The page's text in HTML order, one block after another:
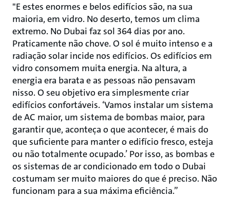
"E estes enormes e belos edifícios são, na sua
maioria, em vidro. No deserto, temos um clima
extremo. No Dubai faz sol 364 dias por ano.
Praticamente não chove. O sol é muito intenso e a
radiação solar incide nos edifícios. Os edifícios em
vidro consomem muita energia. Na altura, a
energia era barata e as pessoas não pensavam
nisso. O seu objetivo era simplesmente criar
edifícios confortáveis. ‘Vamos instalar um sistema
de AC maior, um sistema de bombas maior, para
garantir que, aconteça o que acontecer, é mais do
que suficiente para manter o edifício fresco, esteja
ou não totalmente ocupado.’ Por isso, as bombas e
os sistemas de ar condicionado em todo o Dubai
costumam ser muito maiores do que é preciso. Não
funcionam para a sua máxima eficiência.”